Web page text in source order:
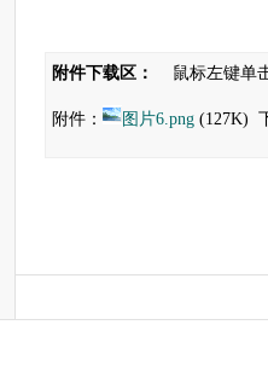
附件下载区： 鼠标左键单
附件： 图片6.png (127K)